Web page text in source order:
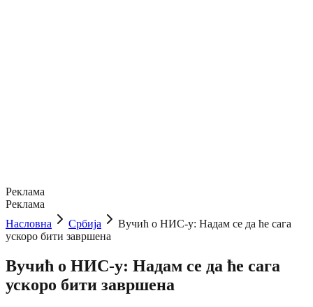
Реклама
Реклама
Насловна
Србија
Вучић о НИС-у: Надам се да ће сага
ускоро бити завршена
Вучић о НИС-у: Надам се да ће сага
ускоро бити завршена